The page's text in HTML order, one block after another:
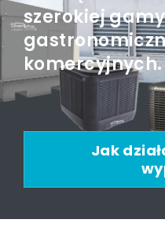
szerokiej
komercyjnych.
Jak